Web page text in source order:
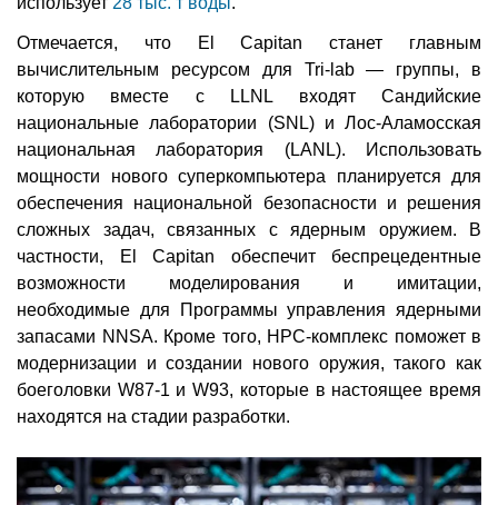
Отмечается, что El Capitan станет главным
вычислительным ресурсом для Tri-lab — группы, в
которую вместе с LLNL входят Сандийские
национальные лаборатории (SNL) и Лос-Аламосская
национальная лаборатория (LANL). Использовать
мощности нового суперкомпьютера планируется для
обеспечения национальной безопасности и решения
сложных задач, связанных с ядерным оружием. В
частности, El Capitan обеспечит беспрецедентные
возможности моделирования и имитации,
необходимые для Программы управления ядерными
запасами NNSA. Кроме того, НРС-комплекс поможет в
модернизации и создании нового оружия, такого как
боеголовки W87-1 и W93, которые в настоящее время
находятся на стадии разработки.